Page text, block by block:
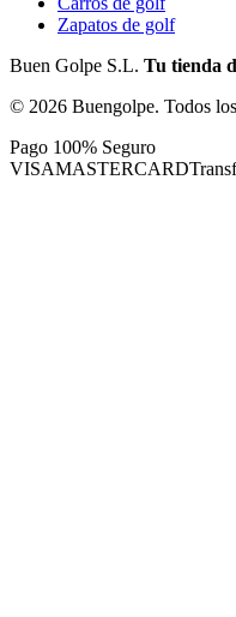
Zapatos de golf
Buen Golpe S.L. Tu tienda
© 2026 Buengolpe. Todos
Pago 100% Seguro
VISAMASTERCARD